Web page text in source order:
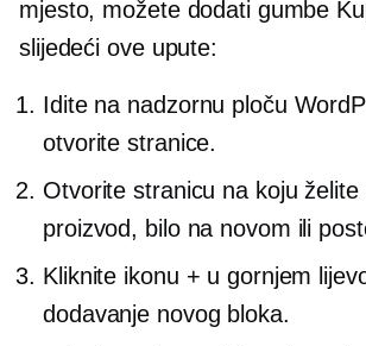
mjesto, možete dodati gumbe
slijedeći ove upute:
Idite na nadzornu ploču
otvorite stranice.
Otvorite stranicu na koju želite
proizvod, bilo na novom ili
Kliknite ikonu + u gornjem
dodavanje novog bloka.